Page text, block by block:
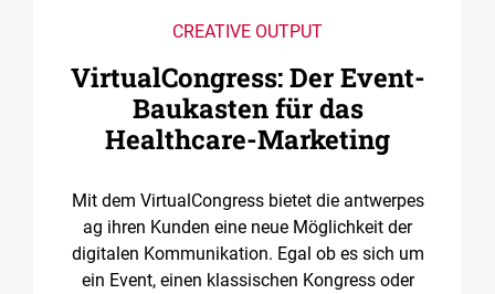
CREATIVE OUTPUT
VirtualCongress: Der Event-
Baukasten für das
Healthcare-Marketing
Mit dem VirtualCongress bietet die antwerpes
ag ihren Kunden eine neue Möglichkeit der
digitalen Kommunikation. Egal ob es sich um
ein Event, einen klassischen Kongress oder